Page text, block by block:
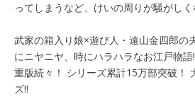
ってしまうなど、けいの周りが騒がし
武家の箱入り娘×遊び人・遠山金四郎の
にニヤニヤ、時にハラハラなお江戸物語
重版続々！ シリーズ累計15万部突破！
ズ!!